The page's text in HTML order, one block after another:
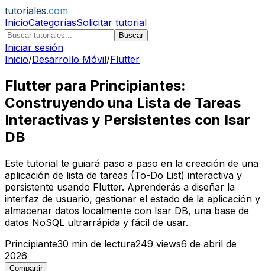
tutoriales.com
InicioCategoríasSolicitar tutorial
Buscar
Iniciar sesión
Inicio/Desarrollo Móvil/Flutter
Flutter para Principiantes:
Construyendo una Lista de Tareas
Interactivas y Persistentes con Isar
DB
Este tutorial te guiará paso a paso en la creación de una
aplicación de lista de tareas (To-Do List) interactiva y
persistente usando Flutter. Aprenderás a diseñar la
interfaz de usuario, gestionar el estado de la aplicación y
almacenar datos localmente con Isar DB, una base de
datos NoSQL ultrarrápida y fácil de usar.
Principiante30 min de lectura249 views6 de abril de
2026
Compartir